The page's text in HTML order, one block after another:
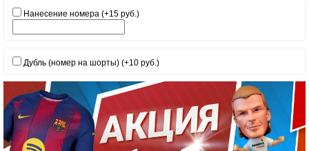
Нанесение номера (+15 руб.)
Дубль (номер на шорты) (+10 руб.)